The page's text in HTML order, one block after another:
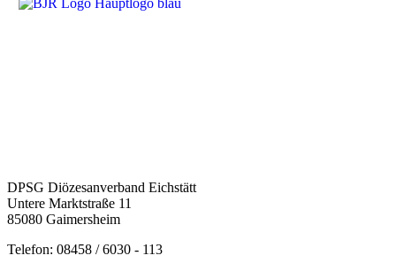
DPSG Diözesanverband Eichstätt
Untere Marktstraße 11
85080 Gaimersheim
Telefon: 08458 / 6030 - 113